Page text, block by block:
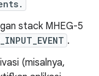
stack MHEG-5
.
(misalnya,